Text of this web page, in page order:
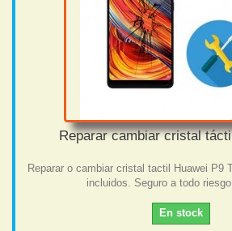
Reparar cambiar cristal
Reparar o cambiar cristal tactil Huawei P9
incluidos. Seguro a todo
En stock